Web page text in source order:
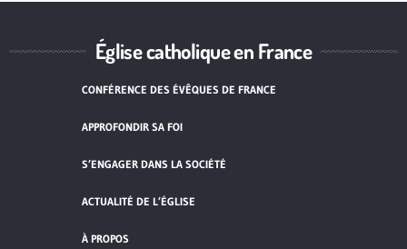
Église catholique en France
CONFÉRENCE DES ÉVÊQUES DE FRANCE
APPROFONDIR SA FOI
S’ENGAGER DANS LA SOCIÉTÉ
ACTUALITÉ DE L’ÉGLISE
À PROPOS